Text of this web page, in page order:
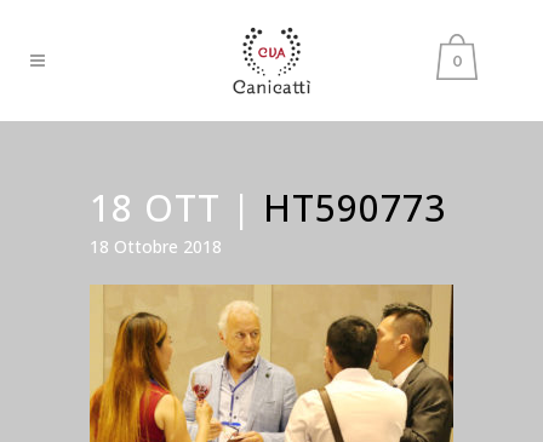
0
18 OTT | HT590773
18 Ottobre 2018